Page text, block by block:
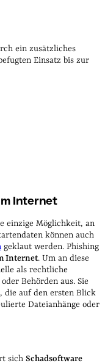
ein zusätzliches
Einsatz bis zur
Internet
einzige Möglichkeit, an
können auch
geklaut werden. Phishing
Internet. Um an diese
als rechtliche
Behörden aus. Sie
, die auf den ersten Blick
Dateianhänge oder
sich Schadsoftware